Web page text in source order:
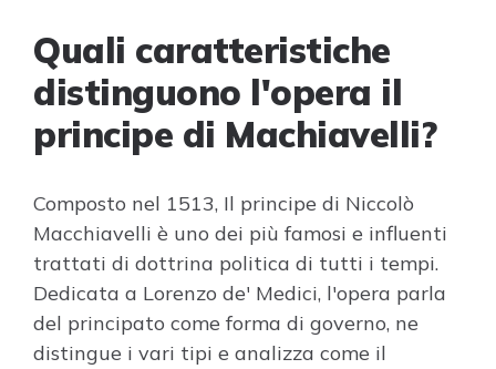
Quali caratteristiche
distinguono l'opera il
principe di Machiavelli?
Composto nel 1513, Il principe di Niccolò
Macchiavelli è uno dei più famosi e influenti
trattati di dottrina politica di tutti i tempi.
Dedicata a Lorenzo de' Medici, l'opera parla
del principato come forma di governo, ne
distingue i vari tipi e analizza come il